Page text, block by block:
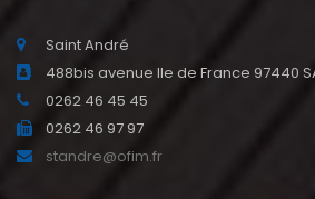
Saint André
488bis avenue Ile de France 97440
0262 46 45 45
0262 46 97 97
standre@ofim.fr